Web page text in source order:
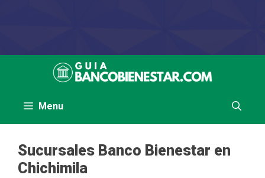
Menu
Sucursales Banco Bienestar en
Chichimila